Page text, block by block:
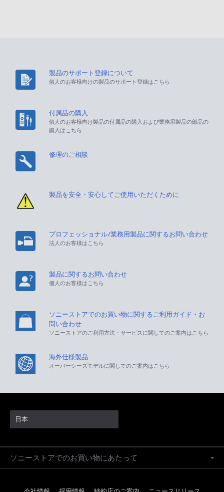
製品のサポート登録について
個人のお客様向けの製品のサポート登録はこちら
付属品の購入
個人のお客様向け製品の付属品の購入および業務用製品の部品の
購入はこちら
修理のご相談
製品を安全・安心してご使用いただくために
プロフェッショナル/業務用製品に関するお問い合わせ
法人のお客様はこちら
製品に関するお問い合わせ
個人のお客様はこちら
ソニーストアでのお買い物に関するご利用ガイド・お
問い合わせ
ソニーストアのご利用方法・サービスに関してのご案内はこちら
海外仕様製品
オーバーシーズモデルに関してのご案内はこちら
日本
ソニーストアでのお買い物にあたって